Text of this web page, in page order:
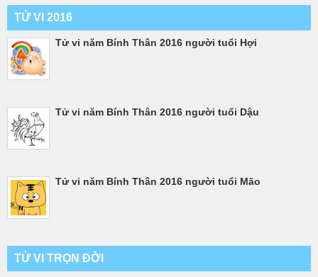
TỬ VI 2016
Tử vi năm Bính Thân 2016 người tuổi Hợi
Tử vi năm Bính Thân 2016 người tuổi Dậu
Tử vi năm Bính Thân 2016 người tuổi Mão
TỬ VI TRỌN ĐỜI